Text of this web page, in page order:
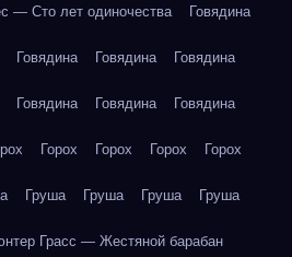
— Сто лет одиночества Говядина
Говядина Говядина Говядина
Говядина Говядина Говядина
Горох Горох Горох Горох
Груша Груша Груша Груша
Грасс — Жестяной барабан